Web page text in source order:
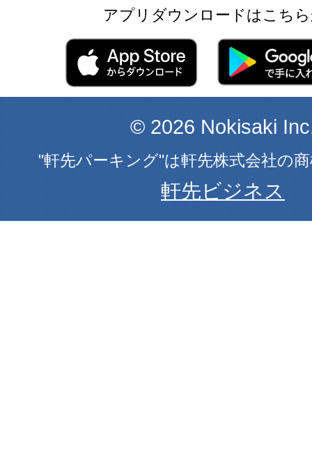
アプリダウンロードはこち
© 2026 Nokisaki
"軒先パーキング"は軒先株式会社の
軒先ビジネス